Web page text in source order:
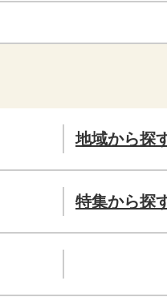
地域から探
特集から探